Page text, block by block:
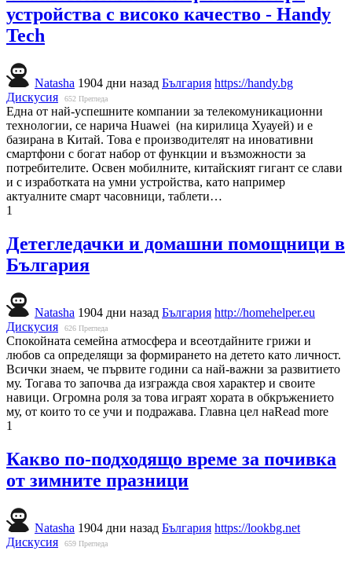
устройства с високо качество - Handy
Tech
Natasha 1904 дни назад България https://handy.bg
Дискусия
652 Прегледа
Една от най-успешните компании за телекомуникационни
технологии, се нарича Huawei (на кирилица Хуауей) и е
базирана в Китай. Това е производителят на иновативни
смартфони с богат набор от функции и възможности за
потребителите. Освен мобилните, китайският гигант се слави
и с изработката на умни устройства, като например
актуалните смарт часовници, таблети…
1
Детегледачки и домашни помощници в
България
Natasha 1904 дни назад България http://homehelper.eu
Дискусия
626 Прегледа
Спокойната семейна атмосфера и всеотдайните грижи и
любов са определящи за формирането на детето като личност.
Всички знаем, че първите години са най-важни за развитието
му. Тогава то започва да изгражда своя характер и своите
навици. Огромна роля за това играят хората в обкръжението
му, от които то се учи и подражава. Главна цел наRead more
1
Какво по-подходящо време за почивка
от зимните празници
Natasha 1904 дни назад България https://lookbg.net
Дискусия
659 Прегледа